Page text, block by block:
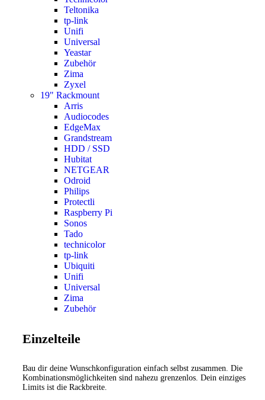
Teltonika
tp-link
Unifi
Universal
Yeastar
Zubehör
Zima
Zyxel
19" Rackmount
Arris
Audiocodes
EdgeMax
Grandstream
HDD / SSD
Hubitat
NETGEAR
Odroid
Philips
Protectli
Raspberry Pi
Sonos
Tado
technicolor
tp-link
Ubiquiti
Unifi
Universal
Zima
Zubehör
Einzelteile
Bau dir deine Wunschkonfiguration einfach selbst zusammen. Die
Kombinationsmöglichkeiten sind nahezu grenzenlos. Dein einziges
Limits ist die Rackbreite.